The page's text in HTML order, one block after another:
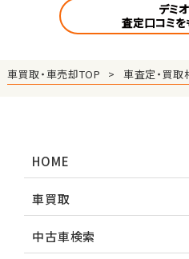
デミ
査定口コミを
車買取・車売却TOP 車査定・買取
HOME
車買取
中古車検索